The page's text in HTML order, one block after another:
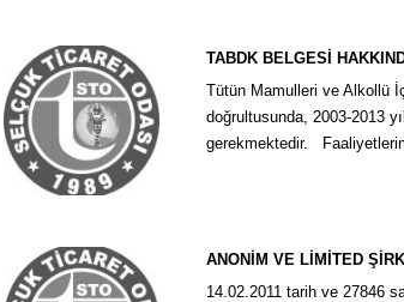
TABDK BELGESİ
Tütün Mamulleri ve Alkollü
doğrultusunda, 2003-2013
gerekmektedir.
ANONİM VE LİMİTED
14.02.2011 tarih ve 27846